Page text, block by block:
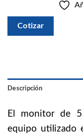
Cotizar
Descripción
El monitor de
equipo utilizado